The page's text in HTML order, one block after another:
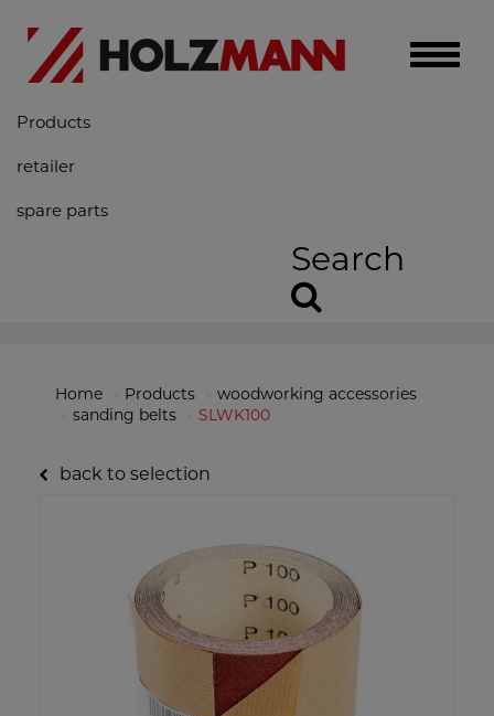
Toggle
Products
retailer
spare parts
Search
Home Products
woodworking accessories
sanding belts
SLWK100
back to selection